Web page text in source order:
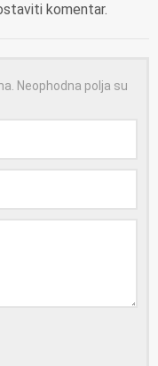
komentar.
Neophodna polja su